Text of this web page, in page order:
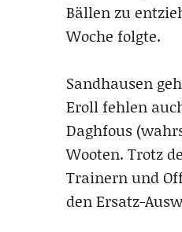
Bällen zu
Woche folgte.
Sandhausen
Eroll fehlen
Daghfous
Wooten. Trotz
Trainern und
den Ersatz-